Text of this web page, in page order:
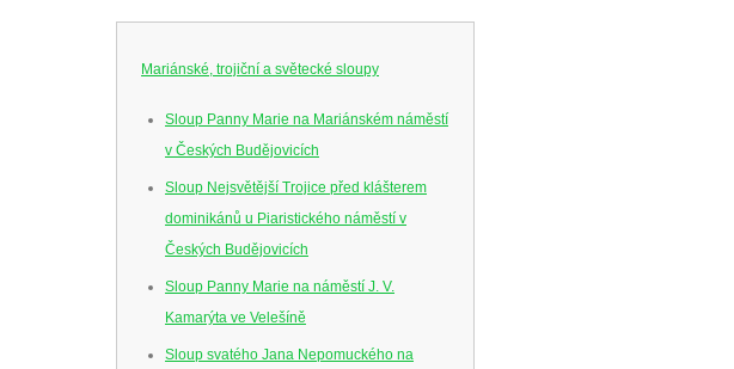
Mariánské, trojiční a světecké sloupy
Sloup Panny Marie na Mariánském náměstí
v Českých Budějovicích
Sloup Nejsvětější Trojice před klášterem
dominikánů u Piaristického náměstí v
Českých Budějovicích
Sloup Panny Marie na náměstí J. V.
Kamarýta ve Velešíně
Sloup svatého Jana Nepomuckého na